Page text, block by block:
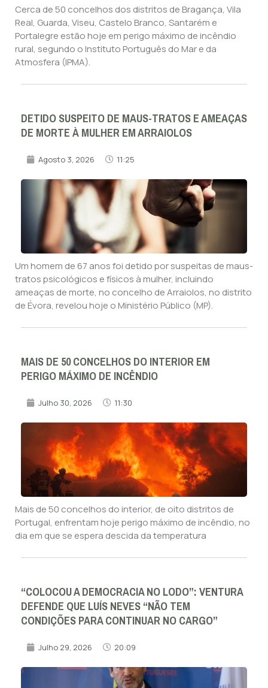
Cerca de 50 concelhos dos distritos de Bragança, Vila
Real, Guarda, Viseu, Castelo Branco, Santarém e
Portalegre estão hoje em perigo máximo de incêndio
rural, segundo o Instituto Português do Mar e da
Atmosfera (IPMA).
DETIDO SUSPEITO DE MAUS-TRATOS E AMEAÇAS
DE MORTE À MULHER EM ARRAIOLOS
Agosto 3, 2026 11:25
Um homem de 67 anos foi detido por suspeitas de maus-
tratos psicológicos e físicos à mulher, incluindo
ameaças de morte, no concelho de Arraiolos, no distrito
de Évora, revelou hoje o Ministério Público (MP).
MAIS DE 50 CONCELHOS DO INTERIOR EM
PERIGO MÁXIMO DE INCÊNDIO
Julho 30, 2026 11:30
Mais de 50 concelhos do interior, de oito distritos de
Portugal, enfrentam hoje perigo máximo de incêndio, no
dia em que se espera descida da temperatura
“COLOCOU A DEMOCRACIA NO LODO”: VENTURA
DEFENDE QUE LUÍS NEVES “NÃO TEM
CONDIÇÕES PARA CONTINUAR NO CARGO”
Julho 29, 2026 20:09